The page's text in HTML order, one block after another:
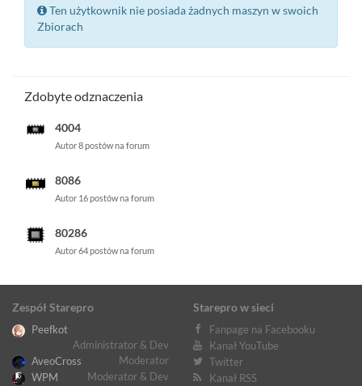
Ten użytkownik nie posiada żadnych maszyn w swoich
Zbiorach
Zdobyte odznaczenia
4004
Autor 8 postów na forum
8086
Autor 16 postów na forum
80286
Autor 64 postów na forum
Zespół Starepro
Peefkot
Administrator & Dev
AveoCross
Moderator
WPM
Moderator & Dev
Starepro w sieci
Fanpage na Facebooku
Kanał YouTube
Twitter
Kanał RSS